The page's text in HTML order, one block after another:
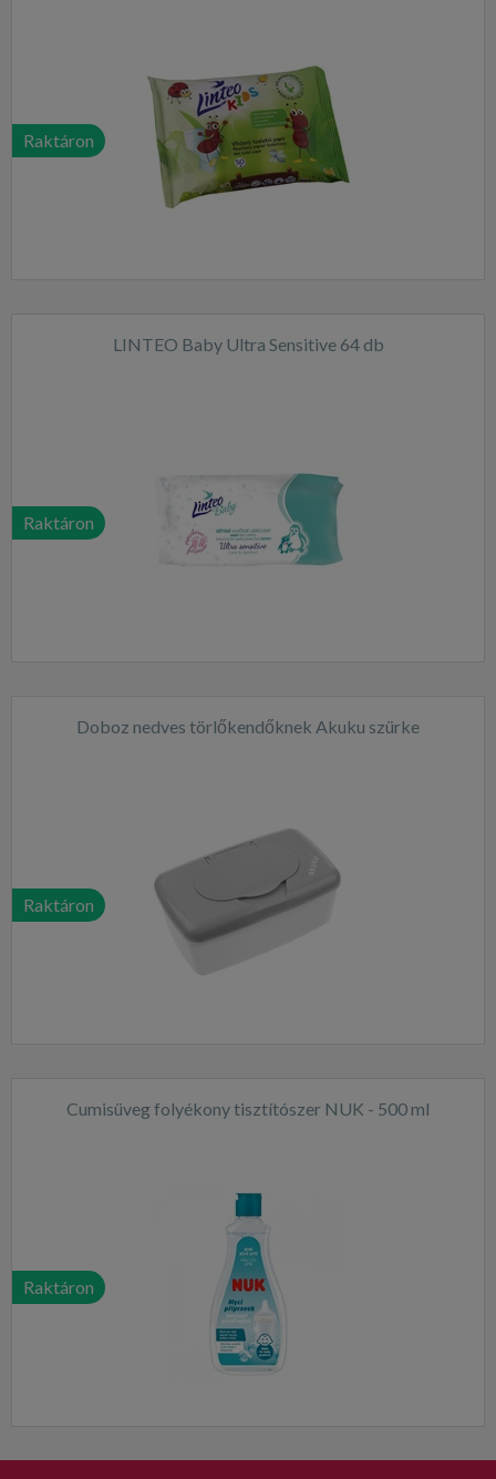
Raktáron
LINTEO Baby Ultra Sensitive 64 db
Raktáron
Doboz nedves törlőkendőknek Akuku szürke
Raktáron
Cumisüveg folyékony tisztítószer NUK - 500 ml
Raktáron